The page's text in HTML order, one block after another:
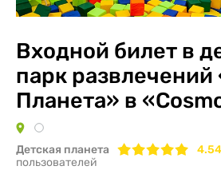
Входной билет в
парк развлечений
Планета» в
Детская планета 4.54
пользователей